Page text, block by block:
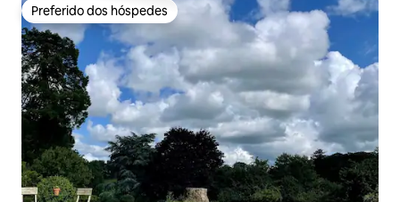
Preferido dos hóspedes
Preferido dos hóspedes